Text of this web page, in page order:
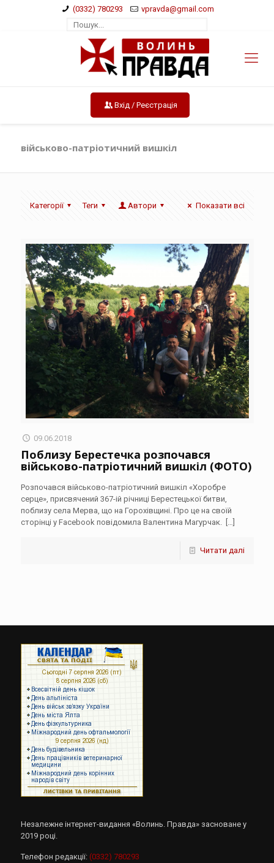
(0332) 780293 vpravda@gmail.com
Вхід / Реєстрація
військово-патріотичний вишкіл
Категорії Теги Автори Показати всі
09.06.2018
Поблизу Берестечка розпочався
військово-патріотичний вишкіл (ФОТО)
Розпочався військово-патріотичний вишкіл «Хоробре
серце», присвячений 367-ій річниці Берестецької битви,
поблизу села Мерва, що на Горохівщині. Про це на своїй
сторінці у Facebook повідомила Валентина Магурчак.
[…]
Читати далі
Незалежне інтернет-видання «Волинь. Правда» засноване у
2019 році.
Телефон редакції: (0332) 780293